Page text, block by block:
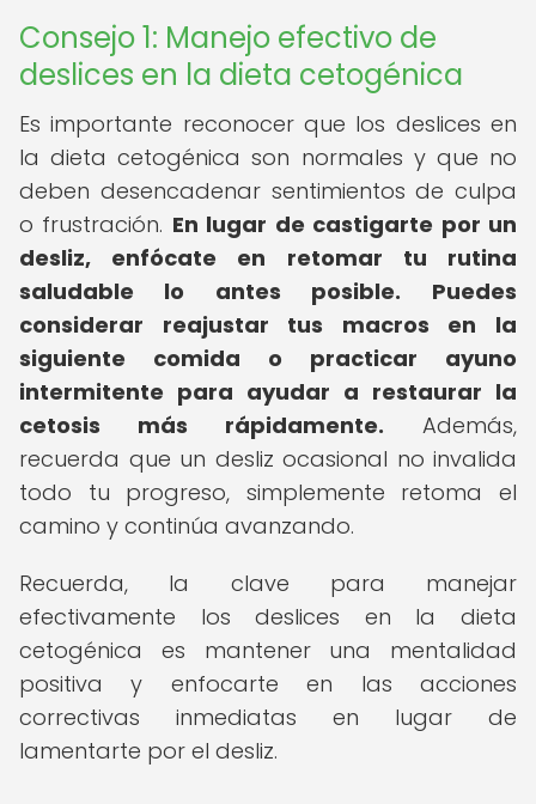
Consejo 1: Manejo efectivo de
deslices en la dieta cetogénica
Es importante reconocer que los deslices en
la dieta cetogénica son normales y que no
deben desencadenar sentimientos de culpa
o frustración. En lugar de castigarte por un
desliz, enfócate en retomar tu rutina
saludable lo antes posible.
Puedes
considerar reajustar tus macros en la
siguiente comida o practicar ayuno
intermitente para ayudar a restaurar la
cetosis más rápidamente. Además,
recuerda que un desliz ocasional no invalida
todo tu progreso, simplemente retoma el
camino y continúa avanzando.
Recuerda, la clave para manejar
efectivamente los deslices en la dieta
cetogénica es mantener una mentalidad
positiva y enfocarte en las acciones
correctivas inmediatas en lugar de
lamentarte por el desliz.